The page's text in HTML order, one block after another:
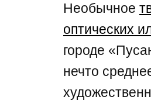
Необычное
оптических
городе
нечто